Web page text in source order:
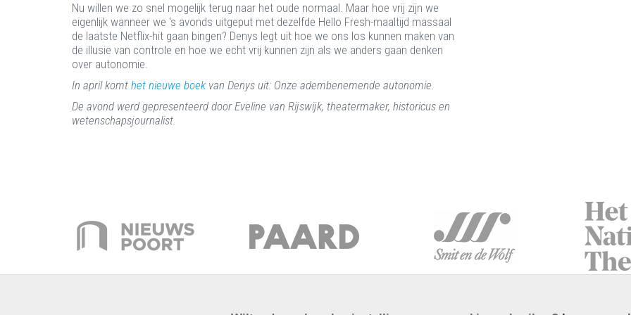
Nu willen we zo snel mogelijk terug naar het oude normaal. Maar hoe vrij zijn we
eigenlijk wanneer we ‘s avonds uitgeput met dezelfde Hello Fresh-maaltijd massaal
de laatste Netflix-hit gaan bingen? Denys legt uit hoe we ons los kunnen maken van
de illusie van controle en hoe we echt vrij kunnen zijn als we anders gaan denken
over autonomie.
In april komt het nieuwe boek van Denys uit: Onze adembenemende autonomie.
De avond werd gepresenteerd door Eveline van Rijswijk, theatermaker, historicus en
wetenschapsjournalist.